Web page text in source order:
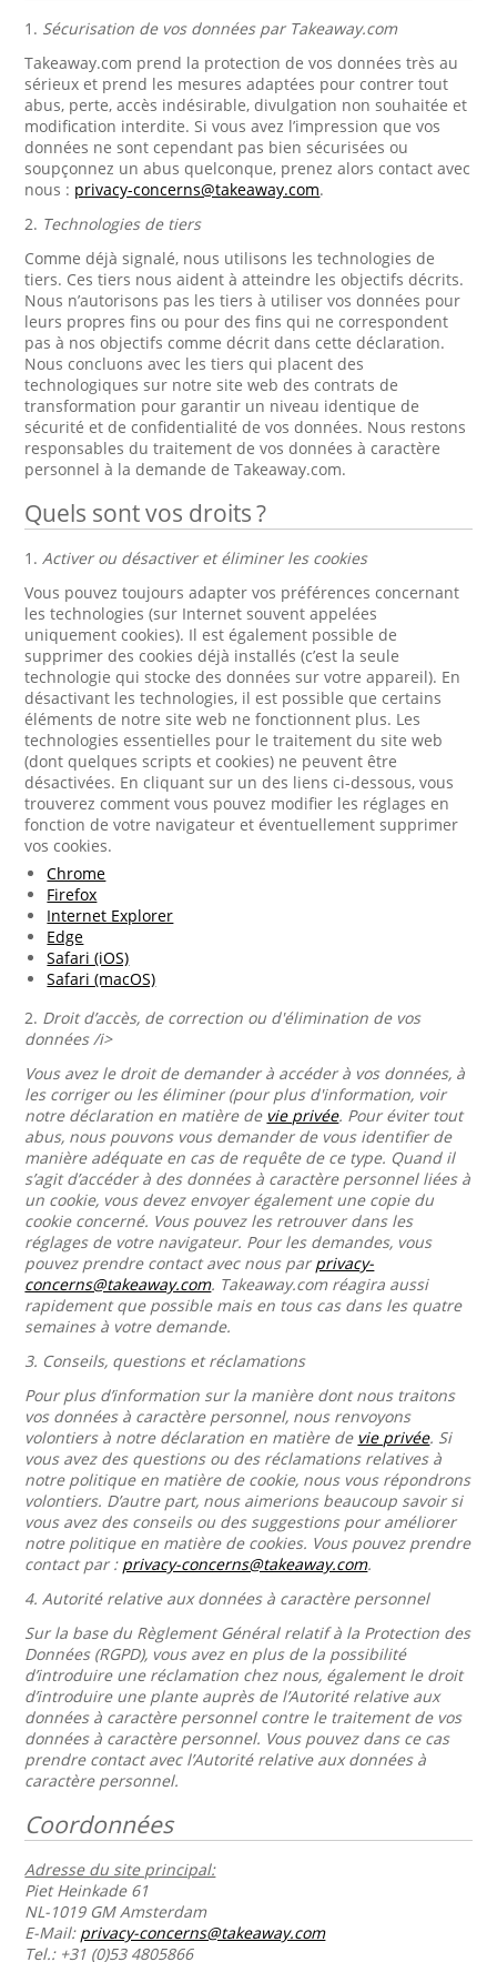
1. Sécurisation de vos données par Takeaway.com
Takeaway.com prend la protection de vos données très au
sérieux et prend les mesures adaptées pour contrer tout
abus, perte, accès indésirable, divulgation non souhaitée et
modification interdite. Si vous avez l’impression que vos
données ne sont cependant pas bien sécurisées ou
soupçonnez un abus quelconque, prenez alors contact avec
nous : privacy-concerns@takeaway.com.
2. Technologies de tiers
Comme déjà signalé, nous utilisons les technologies de
tiers. Ces tiers nous aident à atteindre les objectifs décrits.
Nous n’autorisons pas les tiers à utiliser vos données pour
leurs propres fins ou pour des fins qui ne correspondent
pas à nos objectifs comme décrit dans cette déclaration.
Nous concluons avec les tiers qui placent des
technologiques sur notre site web des contrats de
transformation pour garantir un niveau identique de
sécurité et de confidentialité de vos données. Nous restons
responsables du traitement de vos données à caractère
personnel à la demande de Takeaway.com.
Quels sont vos droits ?
1.Activer ou désactiver et éliminer les cookies
Vous pouvez toujours adapter vos préférences concernant
les technologies (sur Internet souvent appelées
uniquement cookies). Il est également possible de
supprimer des cookies déjà installés (c’est la seule
technologie qui stocke des données sur votre appareil). En
désactivant les technologies, il est possible que certains
éléments de notre site web ne fonctionnent plus. Les
technologies essentielles pour le traitement du site web
(dont quelques scripts et cookies) ne peuvent être
désactivées. En cliquant sur un des liens ci-dessous, vous
trouverez comment vous pouvez modifier les réglages en
fonction de votre navigateur et éventuellement supprimer
vos cookies.
Chrome
Firefox
Internet Explorer
Edge
Safari (iOS)
Safari (macOS)
2. Droit d’accès, de correction ou d'élimination de vos
données /i>
Vous avez le droit de demander à accéder à vos données, à
les corriger ou les éliminer (pour plus d'information, voir
notre déclaration en matière de vie privée. Pour éviter tout
abus, nous pouvons vous demander de vous identifier de
manière adéquate en cas de requête de ce type. Quand il
s’agit d’accéder à des données à caractère personnel liées à
un cookie, vous devez envoyer également une copie du
cookie concerné. Vous pouvez les retrouver dans les
réglages de votre navigateur. Pour les demandes, vous
pouvez prendre contact avec nous parprivacy-
concerns@takeaway.com. Takeaway.com réagira aussi
rapidement que possible mais en tous cas dans les quatre
semaines à votre demande.
3. Conseils, questions et réclamations
Pour plus d’information sur la manière dont nous traitons
vos données à caractère personnel, nous renvoyons
volontiers à notre déclaration en matière de vie privée. Si
vous avez des questions ou des réclamations relatives à
notre politique en matière de cookie, nous vous répondrons
volontiers. D’autre part, nous aimerions beaucoup savoir si
vous avez des conseils ou des suggestions pour améliorer
notre politique en matière de cookies. Vous pouvez prendre
contact par : privacy-concerns@takeaway.com.
4.Autorité relative aux données à caractère personnel
Sur la base du Règlement Général relatif à la Protection des
Données (RGPD), vous avez en plus de la possibilité
d’introduire une réclamation chez nous, également le droit
d’introduire une plante auprès de l’Autorité relative aux
données à caractère personnel contre le traitement de vos
données à caractère personnel. Vous pouvez dans ce cas
prendre contact avec l’Autorité relative aux données à
caractère personnel.
Coordonnées
Adresse du site principal:
Piet Heinkade 61
NL-1019 GM Amsterdam
E-Mail: privacy-concerns@takeaway.com
Tel.: +31 (0)53 4805866